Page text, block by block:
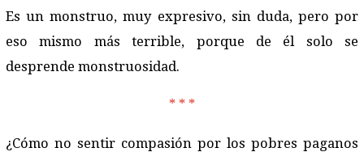
Es un monstruo, muy expresivo, sin duda, pero por
eso mismo más terrible, porque de él solo se
desprende monstruosidad.
* * *
¿Cómo no sentir compasión por los pobres paganos